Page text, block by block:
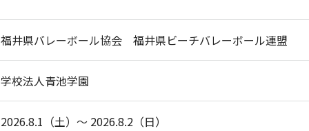
福井県バレーボール協会 福井県ビーチバレーボール連盟
学校法人青池学園
2026.8.1（土）～ 2026.8.2（日）